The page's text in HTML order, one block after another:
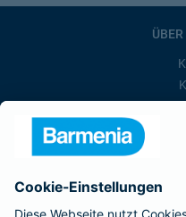
Barmenia ist